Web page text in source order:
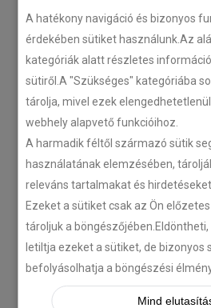
A hatékony navigáció és bizonyos
érdekében sütiket használunk.Az
kategóriák alatt részletes
sütiről.A "Szükséges" kategóriába
tárolja, mivel ezek
webhely alapvető funkcióihoz.
A harmadik féltől származó sütik
használatának elemzésében,
releváns tartalmakat és
Ezeket a sütiket csak az Ön
tároljuk a
letiltja ezeket a sütiket, de bizonyos
befolyásolhatja a böngészési
Mind